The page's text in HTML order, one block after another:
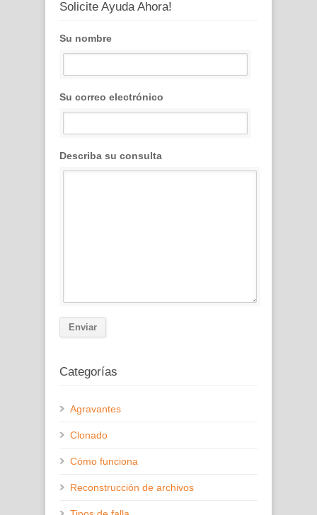
Solicite Ayuda Ahora!
Su nombre
Su correo electrónico
Describa su consulta
Categorías
Agravantes
Clonado
Cómo funciona
Reconstrucción de archivos